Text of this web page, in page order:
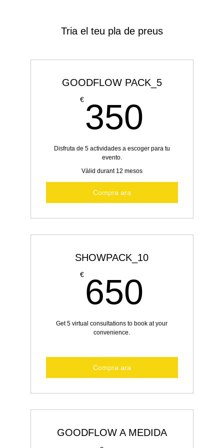
Tria el teu pla de preus
GOODFLOW PACK_5
€ 350
Disfruta de 5 actividades a escoger para tu
evento.
Vàlid durant 12 mesos
Compra ara
SHOWPACK_10
€ 650
Get 5 virtual consultations to book at your
convenience.
Compra ara
GOODFLOW A MEDIDA